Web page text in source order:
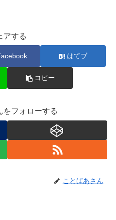
アする
はてブ
コピー
をフォローする
ことばあさん